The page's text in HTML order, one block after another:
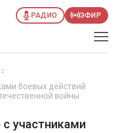
РАДИО ЭФИР
боевых действий
войны
участниками